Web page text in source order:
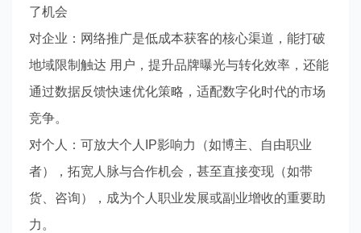
了机会
对企业：网络推广是低成本获客的核心渠道，能打破
地域限制触达 用户，提升品牌曝光与转化效率，还能
通过数据反馈快速优化策略，适配数字化时代的市场
竞争。
对个人：可放大个人IP影响力（如博主、自由职业
者），拓宽人脉与合作机会，甚至直接变现（如带
货、咨询），成为个人职业发展或副业增收的重要助
力。